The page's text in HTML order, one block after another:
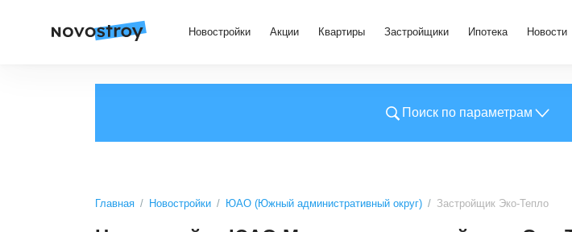
Новостройки Акции Квартиры Застройщики Ипотека Новости
Поиск по параметрам
Главная Новостройки ЮАО (Южный административный округ) Застройщик Эко-Тепло